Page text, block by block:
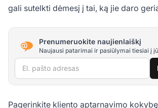
gali sutelkti dėmesį į tai, ką jie daro
Prenumeruokite naujienlaiškį
Naujausi patarimai ir pasiūlymai tiesiai į
El. pašto adresas
Pagerinkite kliento aptarnavimo